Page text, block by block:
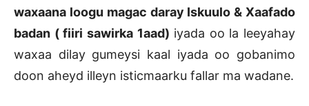
waxaana loogu magac daray Iskuulo & Xaafado
badan ( fiiri sawirka 1aad) iyada oo la leeyahay
waxaa dilay gumeysi kaal iyada oo gobanimo
doon aheyd illeyn isticmaarku fallar ma wadane.